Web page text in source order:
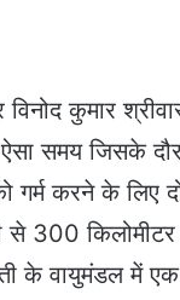
कुमार
समय जिसके
गर्म करने के लिए
300
के वायुमंडल में एक